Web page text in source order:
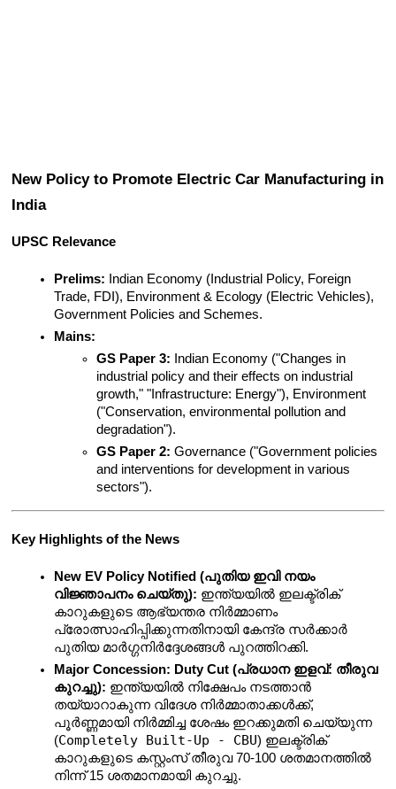
New Policy to Promote Electric Car Manufacturing in
India
UPSC Relevance
Prelims: Indian Economy (Industrial Policy, Foreign
Trade, FDI), Environment & Ecology (Electric Vehicles),
Government Policies and Schemes.
Mains:
GS Paper 3: Indian Economy ("Changes in
industrial policy and their effects on industrial
growth," "Infrastructure: Energy"), Environment
("Conservation, environmental pollution and
degradation").
GS Paper 2: Governance ("Government policies
and interventions for development in various
sectors").
Key Highlights of the News
New EV Policy Notified (പുതിയ ഇവി നയം
വിജ്ഞാപനം ചെയ്തു): ഇന്ത്യയിൽ ഇലക്ട്രിക്
കാറുകളുടെ ആഭ്യന്തര നിർമ്മാണം
പ്രോത്സാഹിപ്പിക്കുന്നതിനായി കേന്ദ്ര സർക്കാർ
പുതിയ മാർഗ്ഗനിർദ്ദേശങ്ങൾ പുറത്തിറക്കി.
Major Concession: Duty Cut (പ്രധാന ഇളവ്: തീരുവ
കുറച്ചു): ഇന്ത്യയിൽ നിക്ഷേപം നടത്താൻ
തയ്യാറാകുന്ന വിദേശ നിർമ്മാതാക്കൾക്ക്,
പൂർണ്ണമായി നിർമ്മിച്ച ശേഷം ഇറക്കുമതി ചെയ്യുന്ന
(Completely Built-Up - CBU) ഇലക്ട്രിക്
കാറുകളുടെ കസ്റ്റംസ് തീരുവ 70-100 ശതമാനത്തിൽ
നിന്ന് 15 ശതമാനമായി കുറച്ചു.